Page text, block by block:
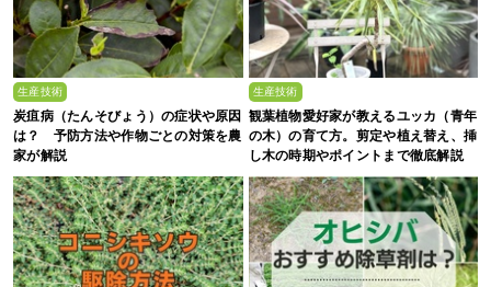
生産技術
炭疽病（たんそびょう）の症状や原因
は？ 予防方法や作物ごとの対策を農
家が解説
生産技術
観葉植物愛好家が教えるユッカ（青年
の木）の育て方。剪定や植え替え、挿
し木の時期やポイントまで徹底解説